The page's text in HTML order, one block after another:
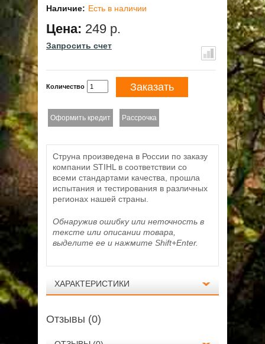
Наличие: Есть в наличии
Цена: 249 р.
Запросить счет
Количество Заказать
Оформить кредит Рассрочка
Струна произведена в России по заказу
компании STIHL в соответствии со
всеми стандартами качества, прошла
испытания и тестирования в различных
регионах нашей страны.
Обнаружив ошибку или неточность в
тексте или описании товара,
выделите ее и нажмите Shift+Enter.
ХАРАКТЕРИСТИКИ
Отзывы (0)